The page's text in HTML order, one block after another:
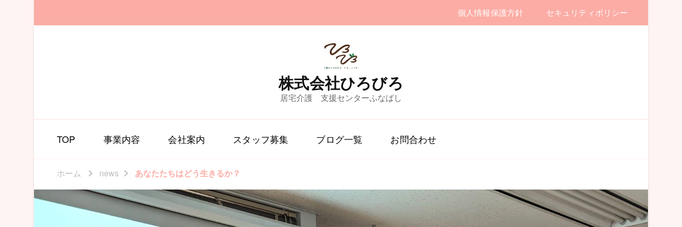
個人情報保護方針 セキュリティポリシー
株式会社ひろびろ
居宅介護 支援センターふなばし
TOP 事業内容 会社案内 スタッフ募集 ブログ一覧 お問合わせ
ホーム news あなたたちはどう生きるか？